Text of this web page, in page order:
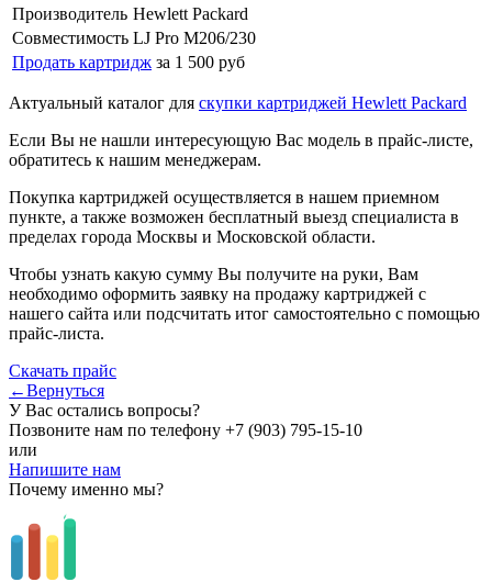
Производитель Hewlett Packard
Совместимость LJ Pro M206/230
Продать картридж за 1 500 руб
Актуальный каталог для скупки картриджей Hewlett Packard
Если Вы не нашли интересующую Вас модель в прайс-листе,
обратитесь к нашим менеджерам.
Покупка картриджей осуществляется в нашем приемном
пункте, а также возможен бесплатный выезд специалиста в
пределах города Москвы и Московской области.
Чтобы узнать какую сумму Вы получите на руки, Вам
необходимо оформить заявку на продажу картриджей с
нашего сайта или подсчитать итог самостоятельно с помощью
прайс-листа.
Скачать прайс
←Вернуться
У Вас остались вопросы?
Позвоните нам по телефону +7 (903) 795-15-10
или
Напишите нам
Почему именно мы?